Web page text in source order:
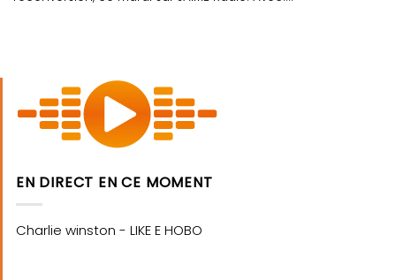
EN DIRECT EN CE MOMENT